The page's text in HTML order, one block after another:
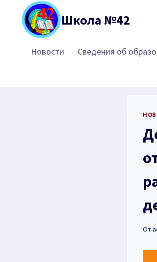
Перейти
содержимому
Школа №42
Новости Сведения об
От